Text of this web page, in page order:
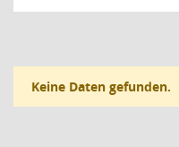
Keine Daten gefunden.